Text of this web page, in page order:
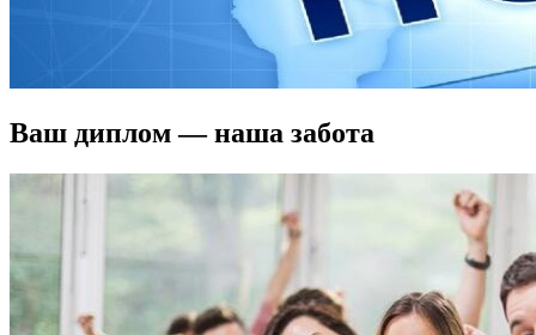
Ваш диплом — наша забота